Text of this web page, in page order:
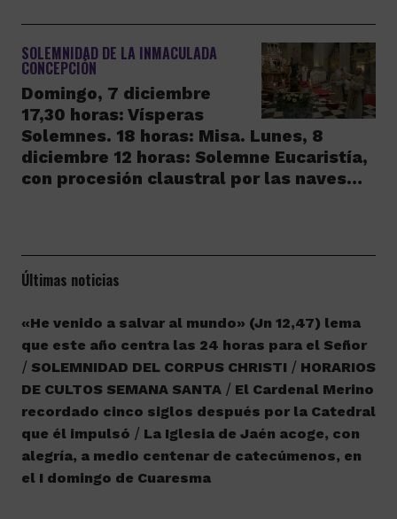
SOLEMNIDAD DE LA INMACULADA
CONCEPCIÓN
Domingo, 7 diciembre
17,30 horas: Vísperas
Solemnes. 18 horas: Misa. Lunes, 8
diciembre 12 horas: Solemne Eucaristía,
con procesión claustral por las naves…
Últimas noticias
«He venido a salvar al mundo» (Jn 12,47) lema
que este año centra las 24 horas para el Señor
SOLEMNIDAD DEL CORPUS CHRISTI
HORARIOS
DE CULTOS SEMANA SANTA
El Cardenal Merino
recordado cinco siglos después por la Catedral
que él impulsó
La Iglesia de Jaén acoge, con
alegría, a medio centenar de catecúmenos, en
el I domingo de Cuaresma